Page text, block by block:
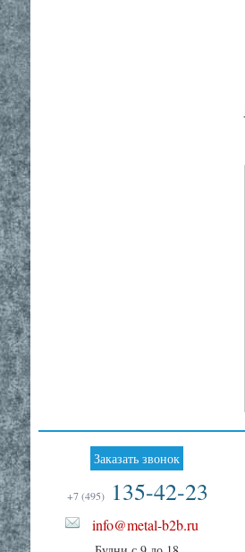
Заказать звонок
+7 (495)135-42-23
info@metal-b2b.ru